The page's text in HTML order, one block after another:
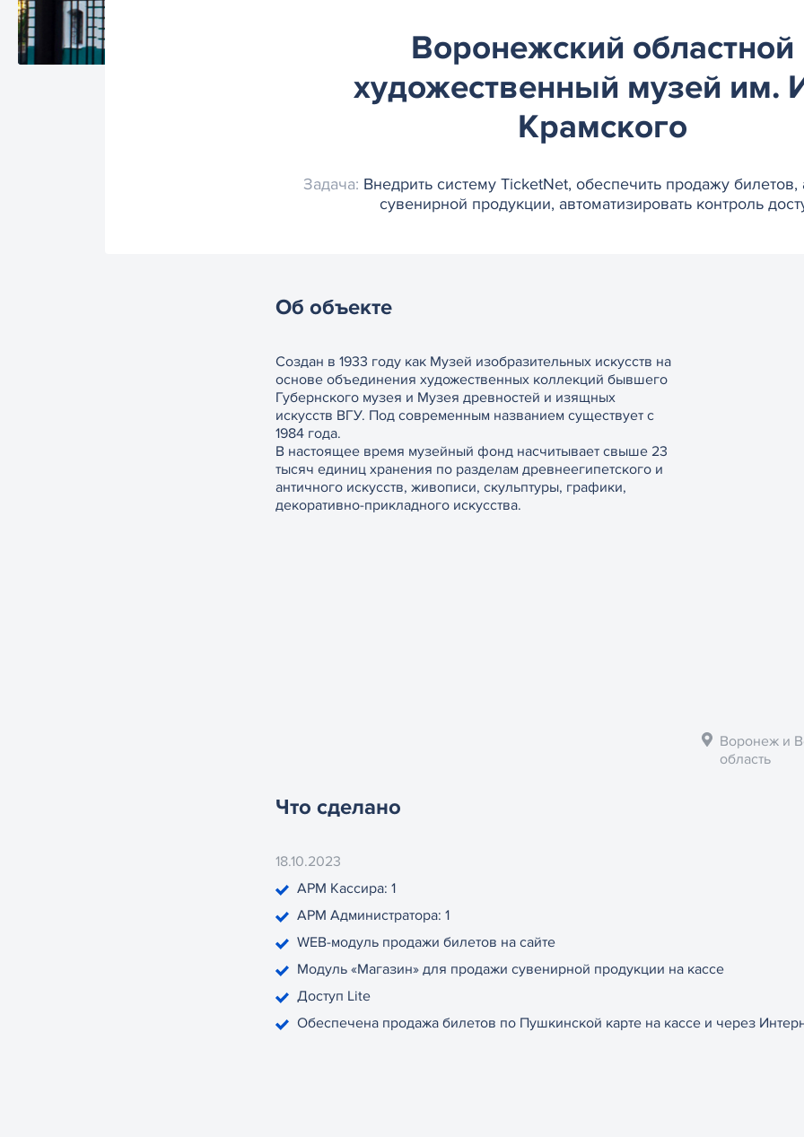
Воронежский областной
художественный музей им.
Крамского
Задача: Внедрить систему TicketNet, обеспечить продажу билетов,
сувенирной продукции, автоматизировать контроль
Об объекте
Создан в 1933 году как Музей изобразительных искусств на
основе объединения художественных коллекций бывшего
Губернского музея и Музея древностей и изящных
искусств ВГУ. Под современным названием существует с
1984 года.
В настоящее время музейный фонд насчитывает свыше 23
тысяч единиц хранения по разделам древнеегипетского и
античного искусств, живописи, скульптуры, графики,
декоративно-прикладного искусства.
Воронеж и
область
Что сделано
18.10.2023
АРМ Кассира: 1
АРМ Администратора: 1
WEB-модуль продажи билетов на сайте
Модуль «Магазин» для продажи сувенирной продукции на кассе
Доступ Lite
Обеспечена продажа билетов по Пушкинской карте на кассе и через